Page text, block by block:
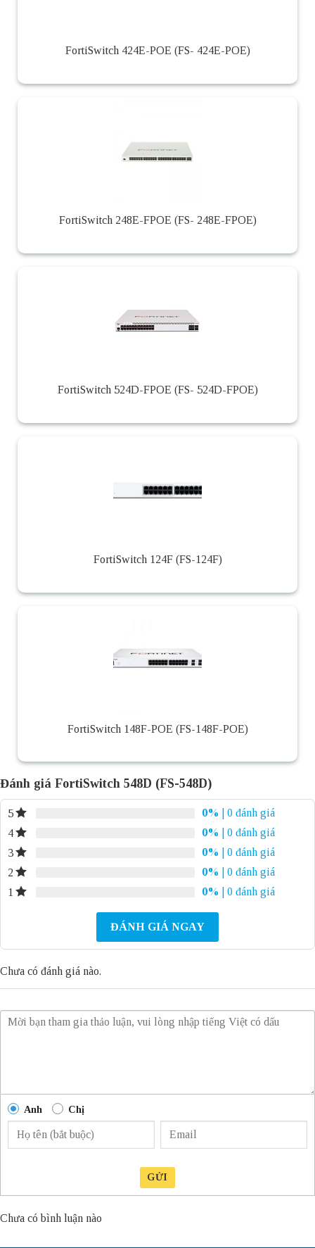
FortiSwitch 424E-POE (FS- 424E-POE)
FortiSwitch 248E-FPOE (FS- 248E-FPOE)
FortiSwitch 524D-FPOE (FS- 524D-FPOE)
FortiSwitch 124F (FS-124F)
FortiSwitch 148F-POE (FS-148F-POE)
Đánh giá FortiSwitch 548D (FS-548D)
5 0%
| 0 đánh giá
4
0%
| 0 đánh giá
3
0%
| 0 đánh giá
2
0%
| 0 đánh giá
1
0% | 0 đánh giá
ĐÁNH GIÁ NGAY
Chưa có đánh giá nào.
Anh Chị
GỬI
Chưa có bình luận nào